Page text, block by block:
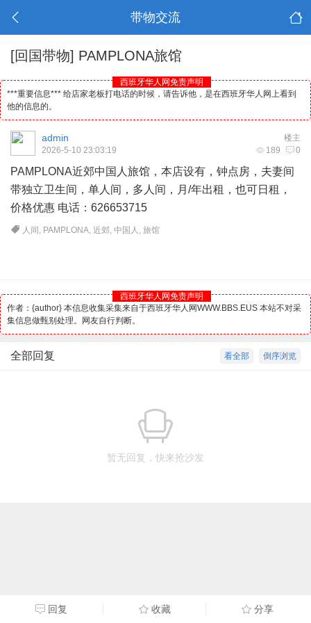
带物交流
[回国带物] PAMPLONA旅馆
西班牙华人网免责声明
***重要信息*** 给店家老板打电话的时候，请告诉他，是在西班牙华人网上看到
他的信息的。
楼主
admin
189 0
2026-5-10 23:03:19
PAMPLONA近郊中国人旅馆，本店设有，钟点房，夫妻间
带独立卫生间，单人间，多人间，月/年出租，也可日租，
价格优惠 电话：626653715
人间 , PAMPLONA,近郊,中国人 ,旅馆
西班牙华人网免责声明
作者：{author} 本信息收集采集来自于西班牙华人网WWW.BBS.EUS 本站不对采
集信息做甄别处理。网友自行判断。
倒序浏览
看全部
全部回复
暂无回复，快来抢沙发
回复 收藏 分享